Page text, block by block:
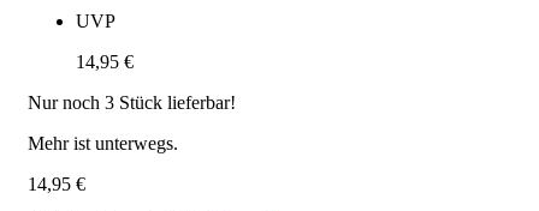
UVP
14,95 €
Nur noch 3 Stück lieferbar!
Mehr ist unterwegs.
14,95 €